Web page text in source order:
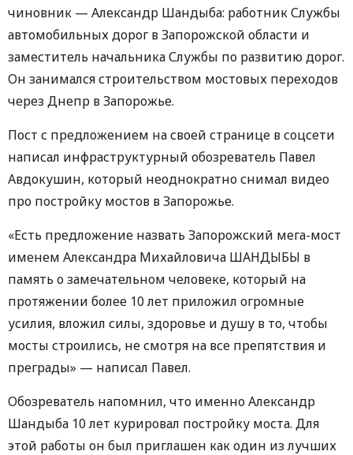
чиновник — Александр Шандыба: работник Службы
автомобильных дорог в Запорожской области и
заместитель начальника Службы по развитию дорог.
Он занимался строительством мостовых переходов
через Днепр в Запорожье.
Пост с предложением на своей странице в соцсети
написал инфраструктурный обозреватель Павел
Авдокушин, который неоднократно снимал видео
про постройку мостов в Запорожье.
«Есть предложение назвать Запорожский мега-мост
именем Александра Михайловича ШАНДЫБЫ в
память о замечательном человеке, который на
протяжении более 10 лет приложил огромные
усилия, вложил силы, здоровье и душу в то, чтобы
мосты строились, не смотря на все препятствия и
преграды» — написал Павел.
Обозреватель напомнил, что именно Александр
Шандыба 10 лет курировал постройку моста. Для
этой работы он был приглашен как один из лучших